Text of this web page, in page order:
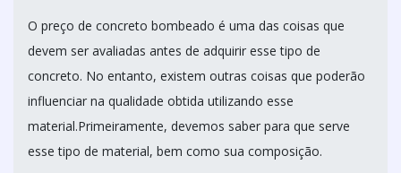
O preço de concreto bombeado é uma das coisas que
devem ser avaliadas antes de adquirir esse tipo de
concreto. No entanto, existem outras coisas que poderão
influenciar na qualidade obtida utilizando esse
material.Primeiramente, devemos saber para que serve
esse tipo de material, bem como sua composição.